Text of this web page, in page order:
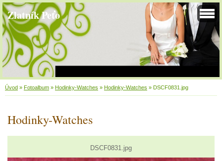
Zlatník Peťo
Úvod » Fotoalbum » Hodinky-Watches » Hodinky-Watches » DSCF0831.jpg
Hodinky-Watches
DSCF0831.jpg